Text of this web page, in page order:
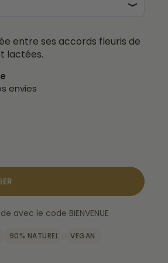
entre ses accords fleuris de
lactées.
envies
le code BIENVENUE
90% NATUREL VEGAN